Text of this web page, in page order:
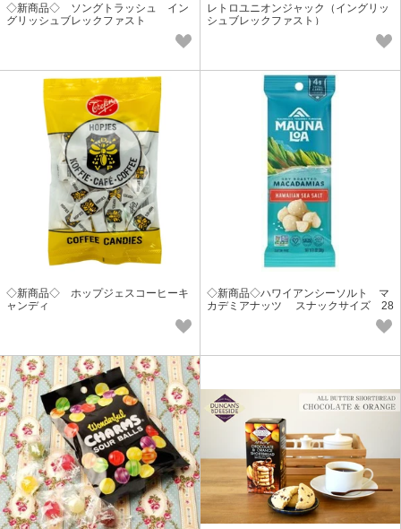
◇新商品◇ ソングトラッシュ イン
グリッシュブレックファスト
レトロユニオンジャック（イングリッ
シュブレックファスト）
◇新商品◇ ホップジェスコーヒーキ
ャンディ
◇新商品◇ハワイアンシーソルト マ
カデミアナッツ スナックサイズ 28